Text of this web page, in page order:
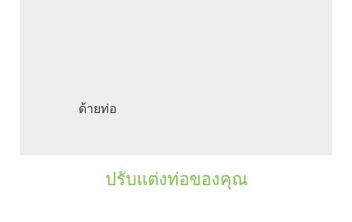
ด้ายท่อ
ปรับแต่งท่อของคุณ